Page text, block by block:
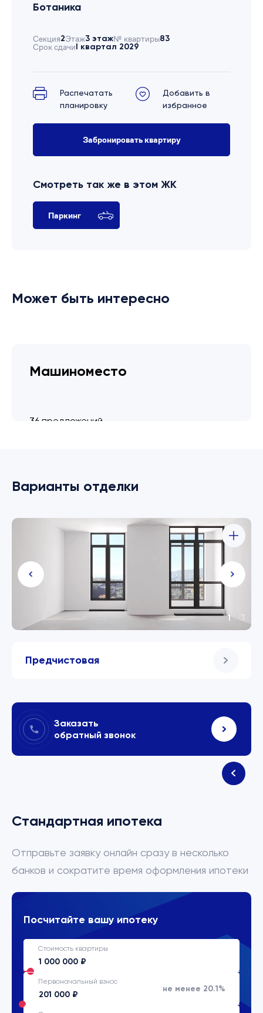
Ботаника
Секция2Этаж3 этаж№ квартиры83
Срок сдачиI квартал 2029
Распечатать
планировку
Добавить в
избранное
Забронировать квартиру
Смотреть так же в этом ЖК
Паркинг
Может быть интересно
Машиноместо
36 предложений
Варианты отделки
Предчистовая
1 /3
Заказать
обратный звонок
Стандартная ипотека
Отправьте заявку онлайн сразу в несколько
банков и сократите время оформления ипотеки
Посчитайте вашу ипотеку
Стоимость квартиры
Первоначальный взнос
не менее 20.1%